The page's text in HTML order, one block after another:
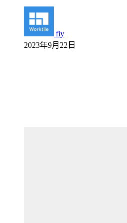
fiy
2023年9月22日